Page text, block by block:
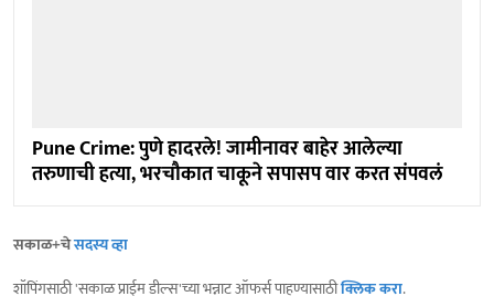
Pune Crime: पुणे हादरले! जामीनावर बाहेर आलेल्या
तरुणाची हत्या, भरचौकात चाकूने सपासप वार करत संपवलं
सकाळ+चेसदस्य व्हा
शॉपिंगसाठी 'सकाळ प्राईम डील्स'च्या भन्नाट ऑफर्स पाहण्यासाठीक्लिक करा.